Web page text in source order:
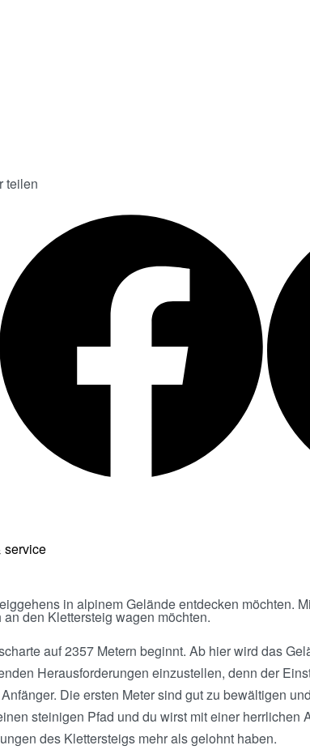
teilen
service
in alpinem Gelände entdecken möchten.
den Klettersteig wagen möchten.
auf 2357 Metern beginnt. Ab hier wird das
Herausforderungen einzustellen, denn der
Die ersten Meter sind gut zu bewältigen
steinigen Pfad und du wirst mit einer herrlichen
des Klettersteigs mehr als gelohnt haben.